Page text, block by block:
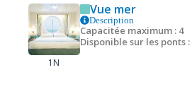
1N
Vue mer
Description
Capacitée maximum : 4
Disponible sur les ponts :